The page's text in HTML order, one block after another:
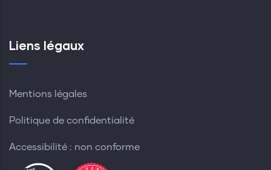
Liens légaux
Mentions légales
Politique de confidentialité
Accessibilité : non conforme